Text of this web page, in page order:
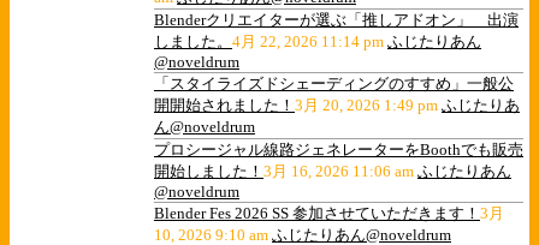
Blenderクリエイターが選ぶ「推しアドオン」 出演
しました。 4月 22, 2026 11:14 pm ふじたりあん
@noveldrum
「スタイライズドシェーディングのすすめ」一般公
開開始されました！ 3月 20, 2026 1:49 pm ふじたりあ
ん@noveldrum
プロシージャル線路ジェネレーターをBoothでも販売
開始しました！ 3月 16, 2026 11:06 am ふじたりあん
@noveldrum
Blender Fes 2026 SS 参加させていただきます！ 3月
10, 2026 9:10 am ふじたりあん@noveldrum